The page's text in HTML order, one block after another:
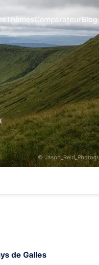
ThèmesComparateurBlog
©
de Galles